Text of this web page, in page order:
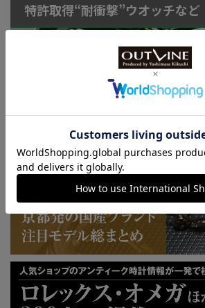
特許取得“耐衝撃”ウオッチなど
KUOE：総まとめ